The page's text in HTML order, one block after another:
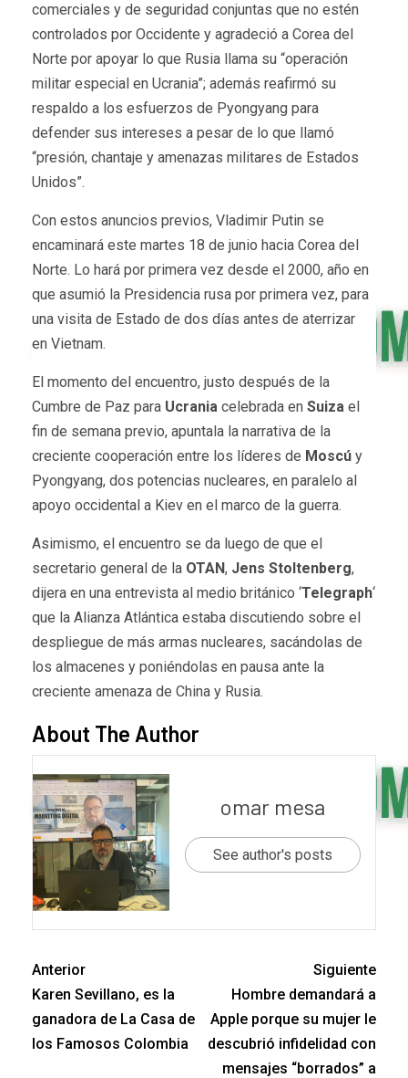
comerciales y de seguridad conjuntas que no estén
controlados por Occidente y agradeció a Corea del
Norte por apoyar lo que Rusia llama su “operación
militar especial en Ucrania”; además reafirmó su
respaldo a los esfuerzos de Pyongyang para
defender sus intereses a pesar de lo que llamó
“presión, chantaje y amenazas militares de Estados
Unidos”.
Con estos anuncios previos, Vladimir Putin se
encaminará este martes 18 de junio hacia Corea del
Norte. Lo hará por primera vez desde el 2000, año en
que asumió la Presidencia rusa por primera vez, para
una visita de Estado de dos días antes de aterrizar
en Vietnam.
El momento del encuentro, justo después de la
Cumbre de Paz para Ucrania celebrada en Suiza el
fin de semana previo, apuntala la narrativa de la
creciente cooperación entre los líderes de Moscú y
Pyongyang, dos potencias nucleares, en paralelo al
apoyo occidental a Kiev en el marco de la guerra.
Asimismo, el encuentro se da luego de que el
secretario general de la OTAN, Jens Stoltenberg,
dijera en una entrevista al medio británico ‘Telegraph‘
que la Alianza Atlántica estaba discutiendo sobre el
despliegue de más armas nucleares, sacándolas de
los almacenes y poniéndolas en pausa ante la
creciente amenaza de China y Rusia.
About The Author
omar mesa
See author's posts
Anterior
Karen Sevillano, es la
ganadora de La Casa de
los Famosos Colombia
Siguiente
Hombre demandará a
Apple porque su mujer le
descubrió infidelidad con
mensajes “borrados” a